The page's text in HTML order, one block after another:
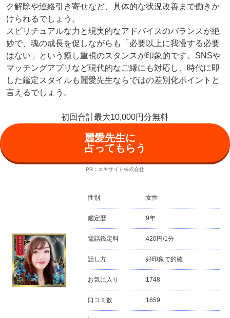
ク解除や連絡引き寄せなど、具体的な状況改善まで働きか
けられるでしょう。
スピリチュアルな力と現実的なアドバイスのバランスが絶
妙で、魂の成長を促しながらも「必要以上に我慢する必要
はない」という癒し重視のスタンスが印象的です。SNSや
マッチングアプリなど現代的なご縁にも対応し、時代に即
した鑑定スタイルも麗愛先生ならではの差別化ポイントと
言えるでしょう。
初回合計最大10,000円分無料
麗愛先生に
占ってもらう
PR：エキサイト株式会社
性別 :女性
鑑定歴 :9年
電話鑑定料 :420円/1分
話し方 :好印象で的確
お気に入り :1748
口コミ数 :1659